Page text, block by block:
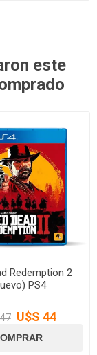
este
Redemption 2
PS4
U$S 44